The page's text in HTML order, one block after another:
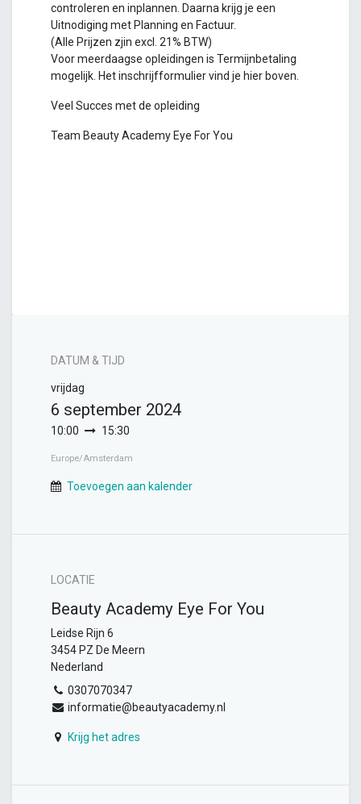
controleren en inplannen. Daarna krijg je een
Uitnodiging met Planning en Factuur.
(Alle Prijzen zjin excl. 21% BTW)
Voor meerdaagse opleidingen is Termijnbetaling
mogelijk. Het inschrijfformulier vind je hier boven.
Veel Succes met de opleiding
Team Beauty Academy Eye For You
DATUM & TIJD
vrijdag
6 september 2024
10:00 15:30
Europe/Amsterdam
Toevoegen aan kalender
LOCATIE
Beauty Academy Eye For You
Leidse Rijn 6
3454 PZ De Meern
Nederland
0307070347
informatie@beautyacademy.nl
Krijg het adres